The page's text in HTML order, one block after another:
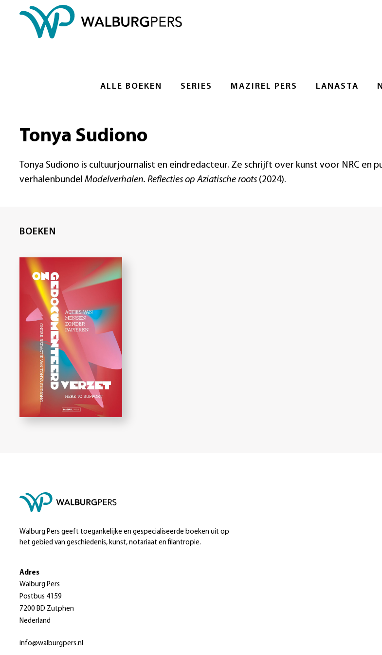
ALLE BOEKEN SERIES MAZIREL PERS LANASTA
Tonya Sudiono
Tonya Sudiono is cultuurjournalist en eindredacteur. Ze schrijft over kunst voor NRC en
verhalenbundel Modelverhalen. Reflecties op Aziatische roots (2024).
BOEKEN
Walburg Pers geeft toegankelijke en gespecialiseerde boeken uit op
het gebied van geschiedenis, kunst, notariaat en filantropie.
Adres
Walburg Pers
Postbus 4159
7200 BD Zutphen
Nederland
info@walburgpers.nl